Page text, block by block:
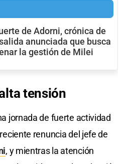
de Adorni, crónica de
anunciada que busca
la gestión de Milei
tensión
jornada de fuerte actividad
renuncia del jefe de
, y mientras la atención